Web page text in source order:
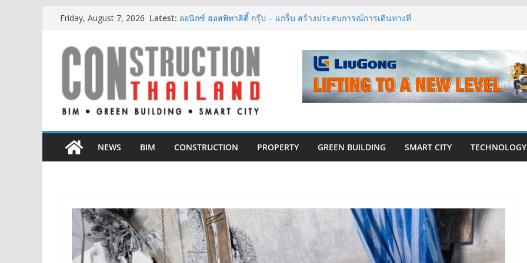
content
Friday, August 7, 2026 Latest: ผู้เชี่ยวชาญด้านวิศวกรรมโครงสร้างเสนอแผนปฏิรูปมาตรฐาน
สะดวกยิ่งขึ้น ภายใต้แนวคิด “More of What You Love”
BCT Expo 2026 ชูแนวคิด “Empowering Net Zero in
Construction & Mining” ขับเคลื่อนอุตสาหกรรมก่อสร้างและ
เหมืองแร่สู่สังคมคาร์บอนต่ำอย่างยั่งยืน
ลลิล พร็อพเพอร์ตี้ ก้าวสู่ปีที่ 40 ยึดลูกค้าเป็นศูนย์กลาง เดินหน้า
สร้างการเติบโตอย่างยั่งยืน
แห่งแรกในกระบี่
NEWS
BIM CONSTRUCTION PROPERTY GREEN BUILDING SMART CITY TECHNOLOGY
CONSTRUCTION
THAILAND : VOL.33
(May-Jun 2026)